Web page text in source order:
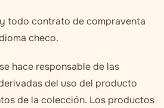
todo contrato de compraventa
checo.
hace responsable de las
del uso del producto
de la colección. Los productos